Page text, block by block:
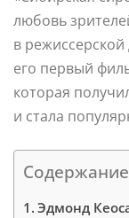
любовь
в
его первый
которая
и стала
Содержание
Эдмонд